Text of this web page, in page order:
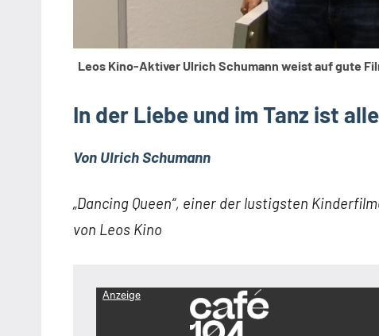
Leos Kino-Aktiver Ulrich Schumann weist auf gute
In der Liebe und im Tanz ist
Von Ulrich Schumann
„Dancing Queen“, einer der lustigsten
von Leos Kino
Anzeige